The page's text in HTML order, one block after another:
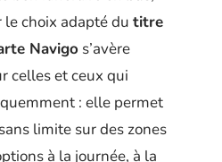
choix adapté du titre
Navigo s’avère
celles et ceux qui
: elle permet
limite sur des zones
à la journée, à la